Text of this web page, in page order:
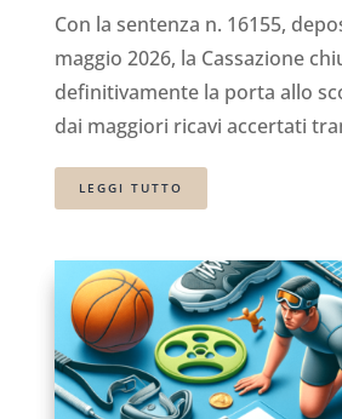
Con la sentenza n. 16155,
maggio 2026, la Cassazione
definitivamente la porta allo
dai maggiori ricavi accertati
LEGGI TUTTO